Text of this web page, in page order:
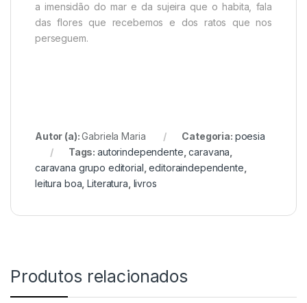
a imensidão do mar e da sujeira que o habita, fala
das flores que recebemos e dos ratos que nos
perseguem.
Autor (a):Gabriela Maria Categoria: poesia
Tags:autorindependente ,caravana
caravana grupo editorial ,editoraindependente
leitura boa ,Literatura livros
Produtos relacionados